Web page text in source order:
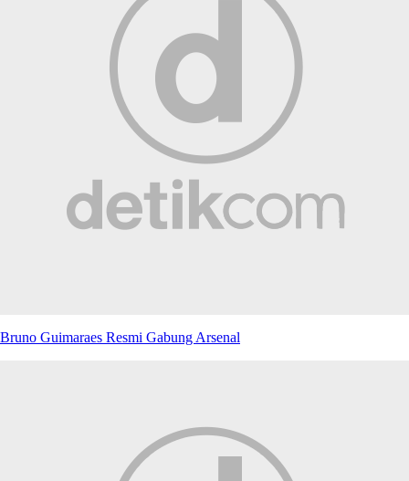
Bruno Guimaraes Resmi Gabung Arsenal